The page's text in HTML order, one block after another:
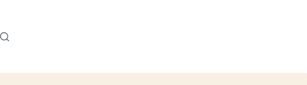
conteúdo